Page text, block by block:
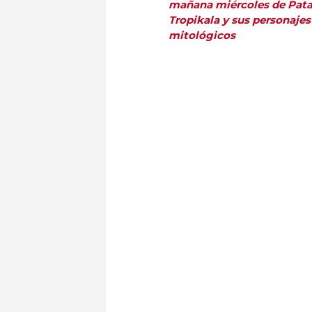
mañana miércoles de
Tropikala y sus personajes
mitológicos